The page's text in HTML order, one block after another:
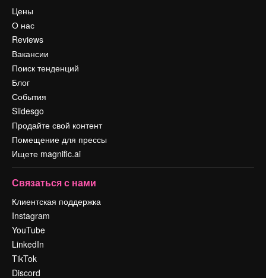
Цены
О нас
Reviews
Вакансии
Поиск тенденций
Блог
События
Slidesgo
Продайте свой контент
Помещение для прессы
Ищете magnific.ai
Связаться с нами
Клиентская поддержка
Instagram
YouTube
LinkedIn
TikTok
Discord